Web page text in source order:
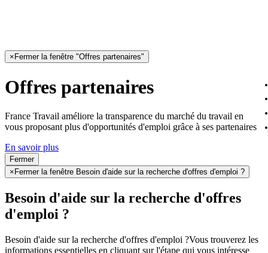
× Fermer la fenêtre "Offres partenaires"
Offres partenaires
France Travail améliore la transparence du marché du travail en
vous proposant plus d'opportunités d'emploi grâce à ses partenaires
En savoir plus
Fermer
× Fermer la fenêtre Besoin d'aide sur la recherche d'offres d'emploi ?
Besoin d'aide sur la recherche d'offres
d'emploi ?
Besoin d'aide sur la recherche d'offres d'emploi ?Vous trouverez les
informations essentielles en cliquant sur l'étape qui vous intéresse